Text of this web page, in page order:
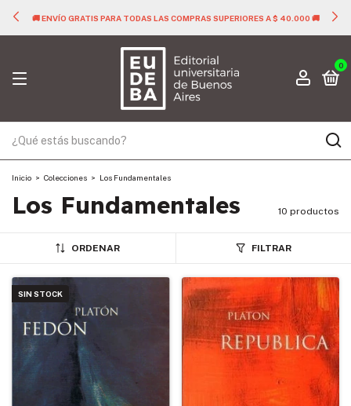
🚚 ENVÍO GRATIS PARA TODAS LAS COMPRAS SUPERIORES A $ 40.000 🚚
0
Inicio > Colecciones > Los Fundamentales
Los Fundamentales 10 productos
ORDENAR FILTRAR
SIN STOCK